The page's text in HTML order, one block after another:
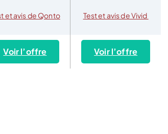
et avis de Qonto
Voir l’offre
Test et avis de Vivid
Voir l’offre